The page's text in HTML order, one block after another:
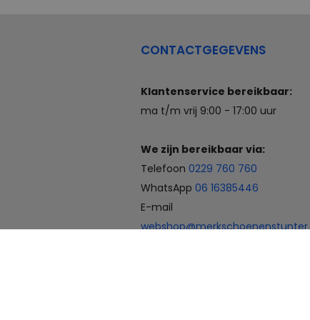
CONTACTGEGEVENS
Klantenservice bereikbaar:
ma t/m vrij 9:00 - 17:00 uur
We zijn bereikbaar via:
Telefoon 0229 760 760
WhatsApp 06 16385446
E-mail